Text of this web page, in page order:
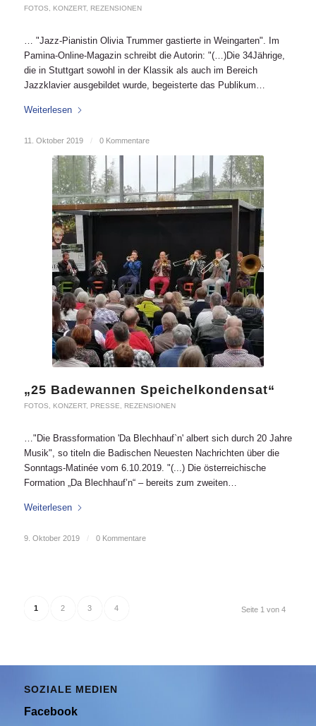
FOTOS KONZERT, REZENSIONEN
… "Jazz-Pianistin Olivia Trummer gastierte in Weingarten". Im
Pamina-Online-Magazin schreibt die Autorin: "(…)Die 34Jährige,
die in Stuttgart sowohl in der Klassik als auch im Bereich
Jazzklavier ausgebildet wurde, begeisterte das Publikum…
Weiterlesen
11. Oktober 2019 / 0 Kommentare
„25 Badewannen Speichelkondensat“
FOTOS KONZERT, PRESSE REZENSIONEN
…"Die Brassformation 'Da Blechhauf`n' albert sich durch 20 Jahre
Musik", so titeln die Badischen Neuesten Nachrichten über die
Sonntags-Matinée vom 6.10.2019. "(...) Die österreichische
Formation „Da Blechhauf’n“ – bereits zum zweiten…
Weiterlesen
9. Oktober 2019 / 0 Kommentare
Seite 1 von 4
1 2 3 4
SOZIALE MEDIEN
Facebook